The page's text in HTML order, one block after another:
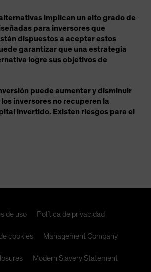
implican un alto grado de
para inversores que
dispuestos a aceptar estos
garantizar que una estrategia
logre sus objetivos de
puede aumentar y disminuir
inversores no recuperen la
invertido. Existen riesgos para el
de uso Política de privacidad
cookies Management Company
Modern Slavery Statement